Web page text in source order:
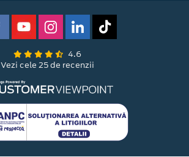
4.6
Vezi cele 25 de recenzii